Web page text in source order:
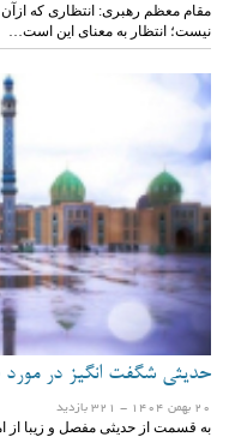
مقام معظم رهبری: انتظاری که
نیست؛ انتظار به معنای این است…
حدیثی شگفت انگیز در مورد
20 بهمن 1404 - 321 بازدید
به قسمت از حدیثی مفصل و زیبا از